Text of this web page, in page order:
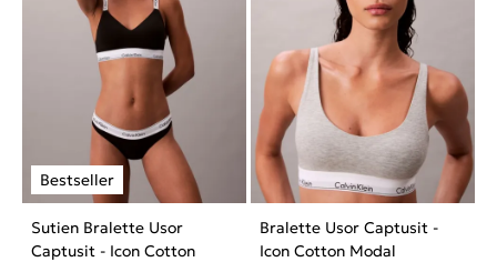
Sutien Bralette Usor
Captusit - Icon Cotton
Bralette Usor Captusit -
Icon Cotton Modal